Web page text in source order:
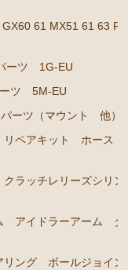
ー クラッチレリ
ット など）
ーム アイドラー
ジョイント ブッ
UZS141 143 147
JZS147 JZ
61 MX51 61 63
ーツ 1G-EU
ーツ 5M-EU
ーツ（マウント 他）
リペアキット ホース
ラッチレリーズシリン
アイドラーアーム タ
ング ボールジョイン